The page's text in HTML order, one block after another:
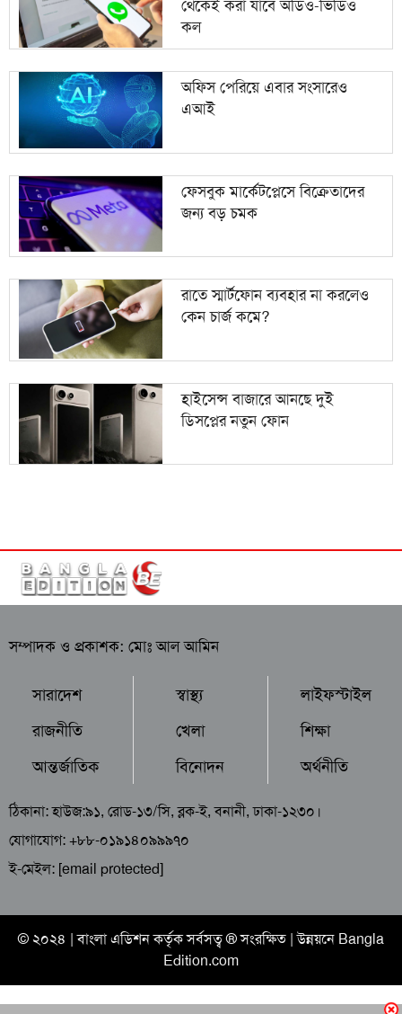
থেকেই করা যাবে অডিও-ভিডিও
কল
অফিস পেরিয়ে এবার সংসারেও
এআই
ফেসবুক মার্কেটপ্লেসে বিক্রেতাদের
জন্য বড় চমক
রাতে স্মার্টফোন ব্যবহার না করলেও
কেন চার্জ কমে?
হাইসেন্স বাজারে আনছে দুই
ডিসপ্লের নতুন ফোন
সম্পাদক ও প্রকাশক: মোঃ আল আমিন
সারাদেশ
রাজনীতি
আন্তর্জাতিক
স্বাস্থ্য
খেলা
বিনোদন
লাইফস্টাইল
শিক্ষা
অর্থনীতি
ঠিকানা: হাউজ:৯১, রোড-১৩/সি, ব্লক-ই, বনানী, ঢাকা-১২৩০।
যোগাযোগ: +৮৮-০১৯১৪০৯৯৯৭০
ই-মেইল: [email protected]
© ২০২৪ |বাংলা এডিশনকর্তৃক সর্বসত্ব ® সংরক্ষিত | উন্নয়নে Bangla
Edition.com